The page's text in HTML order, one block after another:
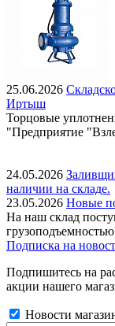
25.06.2026
Иртыш
Торцовые
"Предприятие
24.05.2026
наличии на складе.
23.05.2026 Новые
На наш склад
Подписка на
Подпишитесь на
акции нашего
Новости